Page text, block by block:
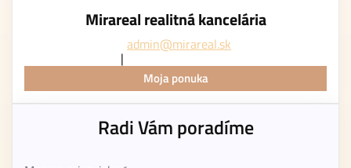
Mirareal realitná kancelária
admin@mirareal.sk
Moja ponuka
Radi Vám poradíme